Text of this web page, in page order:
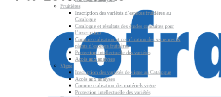
Fruitières
Inscription des variétés d’espèces fruitières au
Catalogue
Catalogue et résultats des études conduites pour
l’inscription
Commercialisation et certification des semences &
plants d’espèces fruitières
Protection intellectuelle des variétés
Accès aux analyses
Vigne
Inscription des variétés de vigne au Catalogue
Accès aux analyses
Commercialisation des matériels vigne
Protection intellectuelle des variétés